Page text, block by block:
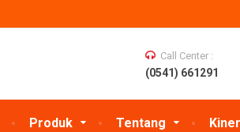
Produk Tentang
Call Center :
(0541) 661291